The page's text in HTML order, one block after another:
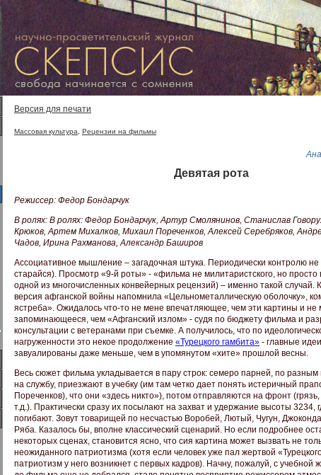
Версия для печати
Массовая культура Рецензии на фильмы
Девятая рота
Режиссер: Федор Бондарчук
В ролях: В ролях: Федор Бондарчук, Артур Смолянинов, Станислав
Крюков, Артем Михалков, Михаил Пореченков, Алексей Серебряков,
Чадов, Ирина Рахманова, Александр Баширов
Ассоциативное мышление – загадочная штука. Периодически контролю не
старайся). Просмотр «9-й роты» - «фильма не милитаристского, но просто
одной из многочисленных конвейерных рецензий) – именно такой случай.
версия афганской войны напомнила «Цельнометаллическую оболочку»,
ястреба». Ожидалось что-то не мене впечатляющее, чем эти картины и не
запоминающееся, чем «Афганский излом» - судя по бюджету фильма и
консультации с ветеранами при съемке. А получилось, что по
нагруженности это некое продолжение «Турецкого гамбита» - главные
завуалированы даже меньше, чем в упомянутом «хите» прошлой весны.
Весь сюжет фильма укладывается в пару строк: семеро парней, по
на службу, приезжают в учебку (им там четко дает понять истеричный
Пореченков), что они «здесь никто»), потом отправляются на фронт (грязь,
т.д.). Практически сразу их посылают на захват и удержание высоты 3234,
погибают. Зовут товарищей по несчастью Воробей, Лютый, Чугун,
Ряба. Казалось бы, вполне классический сценарий. Но если подробнее
некоторых сценах, становится ясно, что сия картина может вызвать не
неожиданного патриотизма (хотя если человек уже пал жертвой
патриотизм у него возникнет с первых кадров). Начну, пожалуй, с учебной